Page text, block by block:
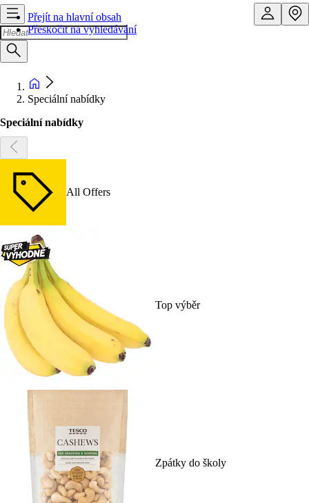
Přejít na hlavní obsah
Přeskočit na vyhledávání
Speciální nabídky
Speciální nabídky
All Offers
Top výběr
Zpátky do školy